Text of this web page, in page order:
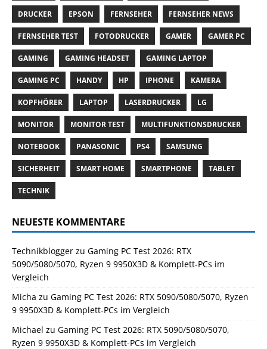
DRUCKER EPSON FERNSEHER FERNSEHER NEWS
FERNSEHER TEST FOTODRUCKER GAMER GAMER PC
GAMING GAMING HEADSET GAMING LAPTOP
GAMING PC HANDY HP IPHONE KAMERA
KOPFHÖRER LAPTOP LASERDRUCKER LG
MONITOR MONITOR TEST MULTIFUNKTIONSDRUCKER
NOTEBOOK PANASONIC PS4 SAMSUNG
SICHERHEIT SMART HOME SMARTPHONE TABLET
TECHNIK
NEUESTE KOMMENTARE
Technikblogger zu Gaming PC Test 2026: RTX
5090/5080/5070, Ryzen 9 9950X3D & Komplett-PCs im
Vergleich
Micha zu Gaming PC Test 2026: RTX 5090/5080/5070, Ryzen
9 9950X3D & Komplett-PCs im Vergleich
Michael zu Gaming PC Test 2026: RTX 5090/5080/5070,
Ryzen 9 9950X3D & Komplett-PCs im Vergleich